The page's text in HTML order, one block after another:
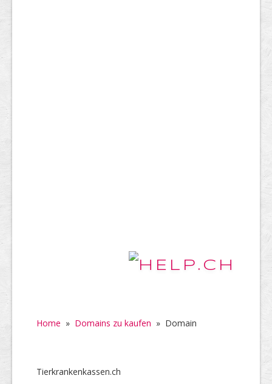
Home » Domains zu kaufen » Domain
Tierkrankenkassen.ch